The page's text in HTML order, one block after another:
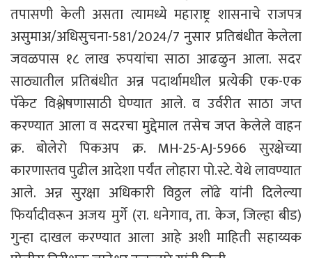
तपासणी केली असता त्यामध्ये महाराष्ट्र शासनाचे राजपत्र
असुमाअ/अधिसुचना-581/2024/7 नुसार प्रतिबंधीत केलेला
जवळपास १८ लाख रुपयांचा साठा आढळुन आला. सदर
साठ्यातील प्रतिबंधीत अन्न पदार्थामधील प्रत्येकी एक-एक
पॅकेट विश्लेषणासाठी घेण्यात आले. व उर्वरीत साठा जप्त
करण्यात आला व सदरचा मुद्देमाल तसेच जप्त केलेले वाहन
क्र. बोलेरो पिकअप क्र. MH-25-AJ-5966 सुरक्षेच्या
कारणास्तव पुढील आदेशा पर्यंत लोहारा पो.स्टे. येथे लावण्यात
आले. अन्न सुरक्षा अधिकारी विठ्ठल लोंढे यांनी दिलेल्या
फिर्यादीवरून अजय मुर्गे (रा. धनेगाव, ता. केज, जिल्हा बीड)
गुन्हा दाखल करण्यात आला आहे अशी माहिती सहाय्यक